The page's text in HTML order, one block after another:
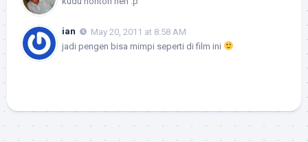
ian
May 20, 2011 at 8:58 AM
jadi pengen bisa mimpi seperti di film ini